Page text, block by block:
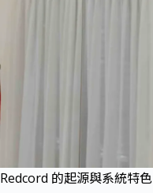
Redcord 的起源與系統特色